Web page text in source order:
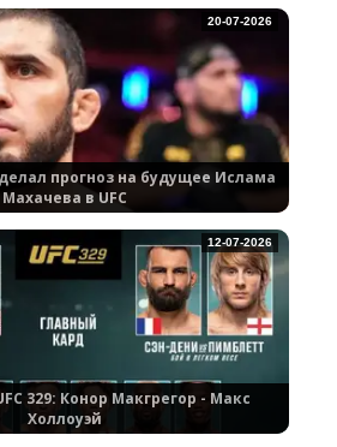
прогноз на будущее Ислама
Махачева в UFC
20-07-2026
329: Конор Макгрегор - Макс
Холлоуэй
12-07-2026